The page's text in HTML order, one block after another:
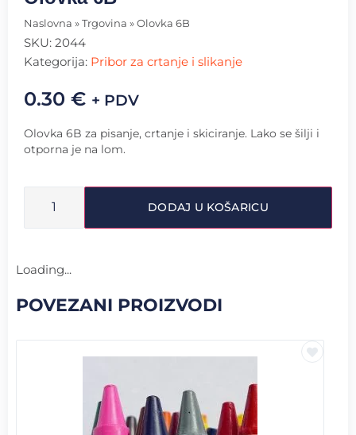
Naslovna » Trgovina » Olovka 6B
SKU: 2044
Kategorija: Pribor za crtanje i slikanje
0.30 € + PDV
Olovka 6B za pisanje, crtanje i skiciranje. Lako se šilji i
otporna je na lom.
DODAJ U KOŠARICU
Loading...
POVEZANI PROIZVODI